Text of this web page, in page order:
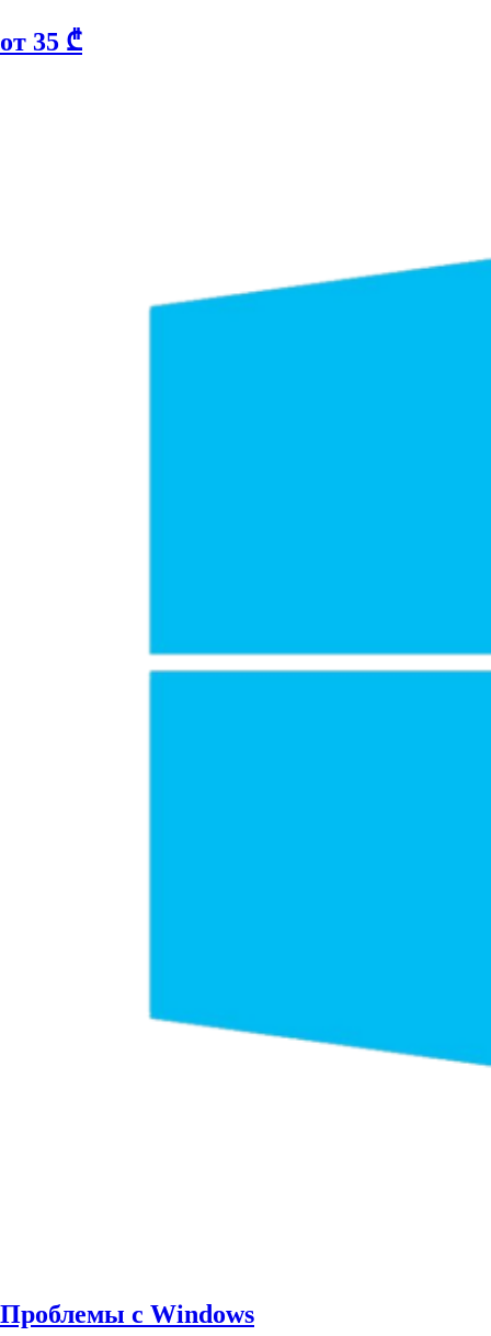
от 35 ₾
Проблемы с Windows